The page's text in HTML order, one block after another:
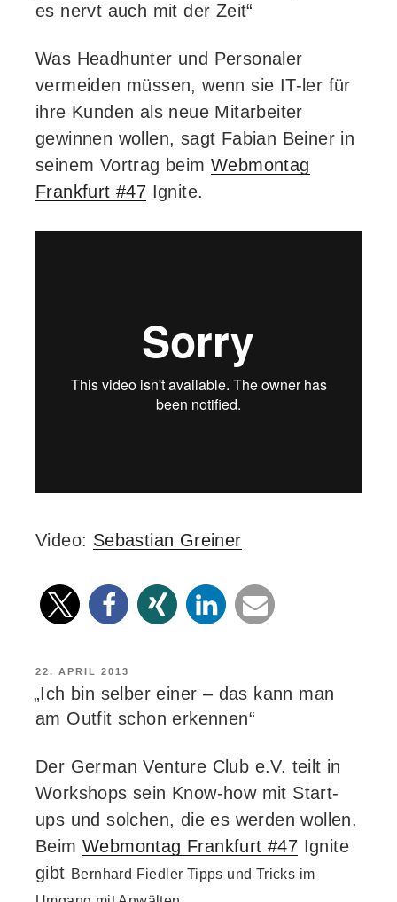
es nervt auch mit der Zeit“
Was Headhunter und Personaler
vermeiden müssen, wenn sie IT-ler für
ihre Kunden als neue Mitarbeiter
gewinnen wollen, sagt Fabian Beiner in
seinem Vortrag beim Webmontag
Frankfurt #47 Ignite.
Video: Sebastian Greiner
VERÖFFENTLICHT
AM
22. APRIL 2013
„Ich bin selber einer – das kann man
am Outfit schon erkennen“
Der German Venture Club e.V. teilt in
Workshops sein Know-how mit Start-
ups und solchen, die es werden wollen.
Beim Webmontag Frankfurt #47 Ignite
gibt Bernhard Fiedler Tipps und Tricks im